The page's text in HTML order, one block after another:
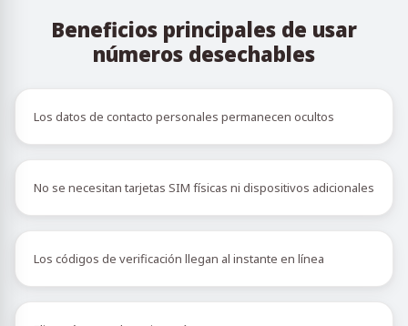
Beneficios principales de usar
números desechables
Los datos de contacto personales permanecen ocultos
No se necesitan tarjetas SIM físicas ni dispositivos adicionales
Los códigos de verificación llegan al instante en línea